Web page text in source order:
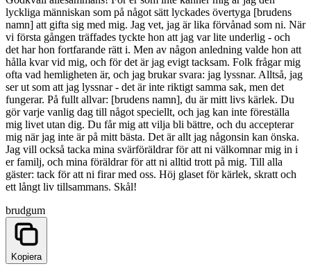
lyckliga människan som på något sätt lyckades övertyga [brudens
namn] att gifta sig med mig. Jag vet, jag är lika förvånad som ni. När
vi första gången träffades tyckte hon att jag var lite underlig - och
det har hon fortfarande rätt i. Men av någon anledning valde hon att
hålla kvar vid mig, och för det är jag evigt tacksam. Folk frågar mig
ofta vad hemligheten är, och jag brukar svara: jag lyssnar. Alltså, jag
ser ut som att jag lyssnar - det är inte riktigt samma sak, men det
fungerar. På fullt allvar: [brudens namn], du är mitt livs kärlek. Du
gör varje vanlig dag till något speciellt, och jag kan inte föreställa
mig livet utan dig. Du får mig att vilja bli bättre, och du accepterar
mig när jag inte är på mitt bästa. Det är allt jag någonsin kan önska.
Jag vill också tacka mina svärföräldrar för att ni välkomnar mig in i
er familj, och mina föräldrar för att ni alltid trott på mig. Till alla
gäster: tack för att ni firar med oss. Höj glaset för kärlek, skratt och
ett långt liv tillsammans. Skål!
brudgum
Kopiera